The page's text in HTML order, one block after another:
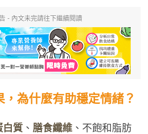
- 內文未完請往下繼續閱讀
，為什麼有助穩定情緒？
白質 、 膳食纖維 、不飽和脂肪